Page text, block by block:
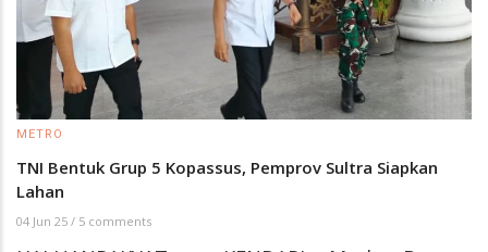
METRO
TNI Bentuk Grup 5 Kopassus, Pemprov Sultra Siapkan
Lahan
04 Jun 25 / 5 comments